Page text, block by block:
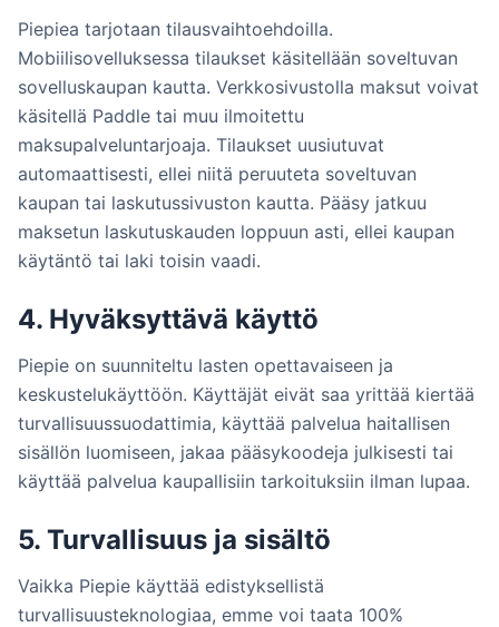
Piepiea tarjotaan tilausvaihtoehdoilla.
Mobiilisovelluksessa tilaukset käsitellään soveltuvan
sovelluskaupan kautta. Verkkosivustolla maksut voivat
käsitellä Paddle tai muu ilmoitettu
maksupalveluntarjoaja. Tilaukset uusiutuvat
automaattisesti, ellei niitä peruuteta soveltuvan
kaupan tai laskutussivuston kautta. Pääsy jatkuu
maksetun laskutuskauden loppuun asti, ellei kaupan
käytäntö tai laki toisin vaadi.
4. Hyväksyttävä käyttö
Piepie on suunniteltu lasten opettavaiseen ja
keskustelukäyttöön. Käyttäjät eivät saa yrittää kiertää
turvallisuussuodattimia, käyttää palvelua haitallisen
sisällön luomiseen, jakaa pääsykoodeja julkisesti tai
käyttää palvelua kaupallisiin tarkoituksiin ilman lupaa.
5. Turvallisuus ja sisältö
Vaikka Piepie käyttää edistyksellistä
turvallisuusteknologiaa, emme voi taata 100%